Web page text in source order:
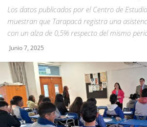
Los datos publicados por el Centro de
muestran que Tarapacá registra una
con un alza de 0,5% respecto del mismo
Junio 7, 2025